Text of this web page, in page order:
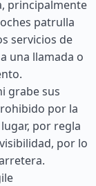
principalmente
patrulla
servicios de
una llamada o
grabe sus
por la
por regla
por lo